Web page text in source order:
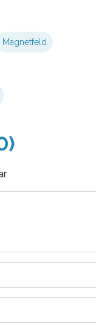
Magnetfeld